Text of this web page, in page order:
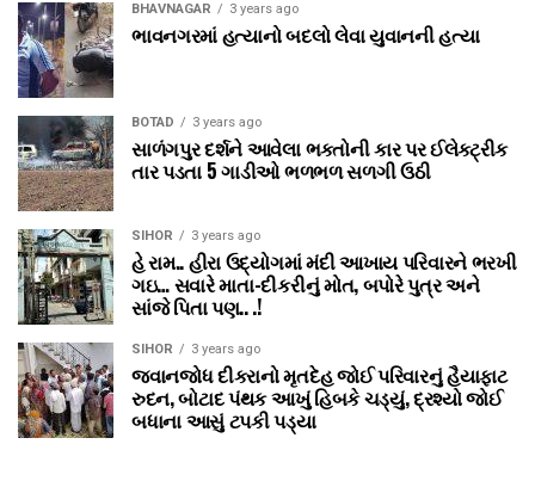
BHAVNAGAR 3 years ago
ભાવનગરમાં હત્યાનો બદલો લેવા યુવાનની હત્યા
BOTAD 3 years ago
સાળંગપુર દર્શને આવેલા ભક્તોની કાર પર ઈલેક્ટ્રીક
તાર પડતા 5 ગાડીઓ ભળભળ સળગી ઉઠી
SIHOR 3 years ago
હે રામ.. હીરા ઉદ્યોગમાં મંદી આખાય પરિવારને ભરખી
ગઇ… સવારે માતા-દીકરીનું મોત, બપોરે પુત્ર અને
સાંજે પિતા પણ.. .!
SIHOR 3 years ago
જવાનજોધ દીકરાનો મૃતદેહ જોઈ પરિવારનું હૈયાફાટ
રુદન, બોટાદ પંથક આખું હિબકે ચડ્યું, દ્રશ્યો જોઈ
બધાના આસું ટપકી પડ્યા